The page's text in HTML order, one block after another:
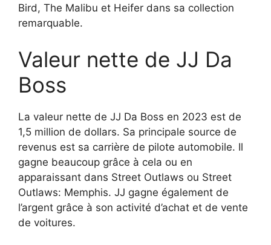
Bird, The Malibu et Heifer dans sa collection
remarquable.
Valeur nette de JJ Da
Boss
La valeur nette de JJ Da Boss en 2023 est de
1,5 million de dollars. Sa principale source de
revenus est sa carrière de pilote automobile. Il
gagne beaucoup grâce à cela ou en
apparaissant dans Street Outlaws ou Street
Outlaws: Memphis. JJ gagne également de
l’argent grâce à son activité d’achat et de vente
de voitures.